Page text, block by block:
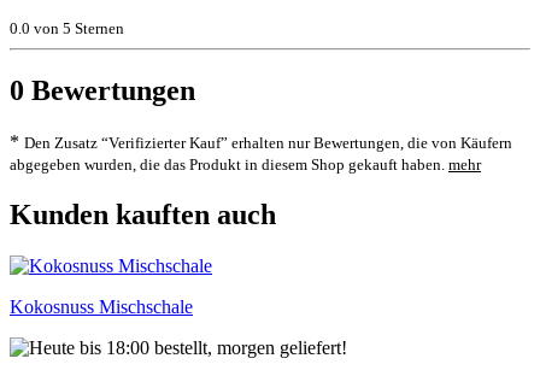
0.0 von 5 Sternen
0 Bewertungen
* Den Zusatz “Verifizierter Kauf” erhalten nur Bewertungen, die von Käufern
abgegeben wurden, die das Produkt in diesem Shop gekauft haben. mehr
Kunden kauften auch
Kokosnuss Mischschale